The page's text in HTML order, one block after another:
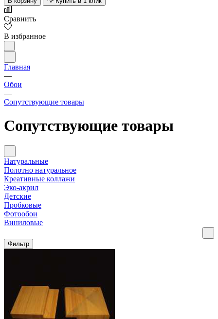
Сравнить
В избранное
Главная
—
Обои
—
Сопутствующие товары
Сопутствующие товары
Натуральные
Полотно натуральное
Креативные коллажи
Эко-акрил
Детские
Пробковые
Фотообои
Виниловые
Фильтр